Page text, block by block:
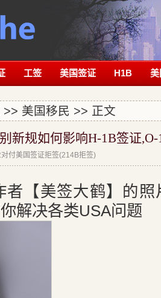
工签 美国签证 H1B 美
>> 美国移民 >> 正文
新规如何影响H-1B签证
付美国签证拒签(214B拒签)
者【美签大鹤】的
解决各类USA问题